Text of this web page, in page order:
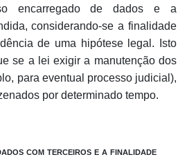
encarregado de dados e a
considerando-se a finalidade
de uma hipótese legal. Isto
se a lei exigir a manutenção dos
para eventual processo judicial),
por determinado tempo.
com terceiros e a finalidade